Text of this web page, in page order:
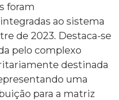
foram
ao sistema
de 2023. Destaca-se
pelo complexo
destinada
uma
para a matriz